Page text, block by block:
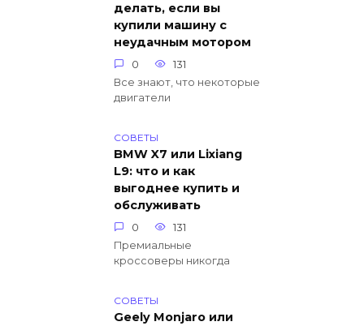
делать, если вы
купили машину с
неудачным мотором
0
131
Все знают, что некоторые
двигатели
СОВЕТЫ
BMW X7 или Lixiang
L9: что и как
выгоднее купить и
обслуживать
0
131
Премиальные
кроссоверы никогда
СОВЕТЫ
Geely Monjaro или